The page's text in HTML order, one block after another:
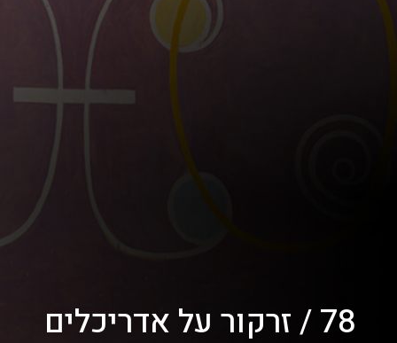
78 / זרקור על אדריכלים